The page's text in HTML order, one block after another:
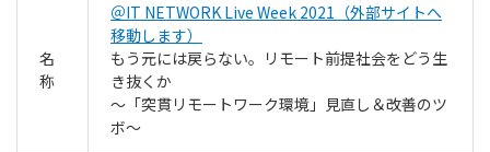
名
称
＠IT NETWORK Live Week 2021 （外部サイトへ
移動します）
もう元には戻らない。リモート前提社会をどう生
き抜くか
～「突貫リモートワーク環境」見直し＆改善のツ
ボ～